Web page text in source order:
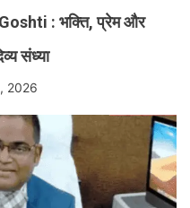
: भक्ति, प्रेम और
संध्या
2026